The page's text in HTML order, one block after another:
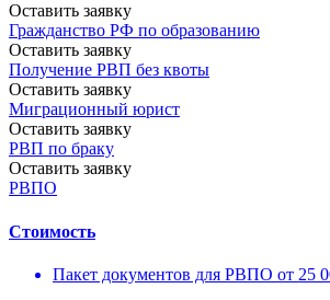
Оставить заявку
Гражданство РФ по образованию
Оставить заявку
Получение РВП без квоты
Оставить заявку
Миграционный юрист
Оставить заявку
РВП по браку
Оставить заявку
РВПО
Стоимость
Пакет документов для РВПО от 25